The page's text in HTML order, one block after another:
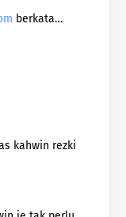
berkata…
kahwin rezki